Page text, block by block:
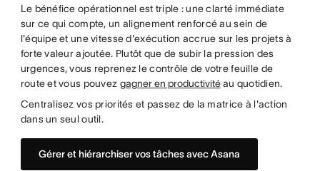
Le bénéfice opérationnel est triple : une clarté immédiate
sur ce qui compte, un alignement renforcé au sein de
l'équipe et une vitesse d'exécution accrue sur les projets à
forte valeur ajoutée. Plutôt que de subir la pression des
urgences, vous reprenez le contrôle de votre feuille de
route et vous pouvez gagner en productivitéau quotidien.
Centralisez vos priorités et passez de la matrice à l'action
dans un seul outil.
Gérer et hiérarchiser vos tâches avec Asana